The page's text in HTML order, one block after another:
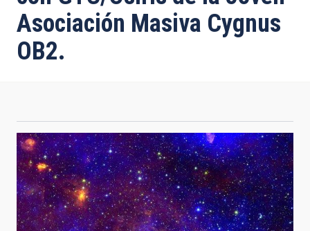
la
navegación
Asociación Masiva Cygnus
OB2.